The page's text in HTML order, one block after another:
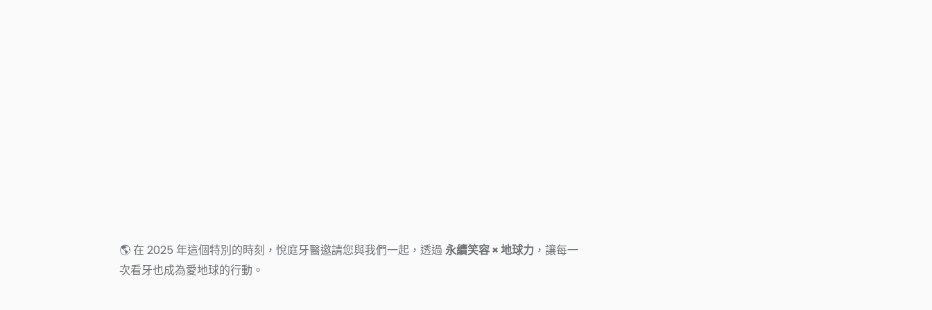
🌎 在 2025 年這個特別的時刻，悅庭牙醫邀請您與我們一起，透過永續笑容 × 地球力 ，讓每一
次看牙也成為愛地球的行動。